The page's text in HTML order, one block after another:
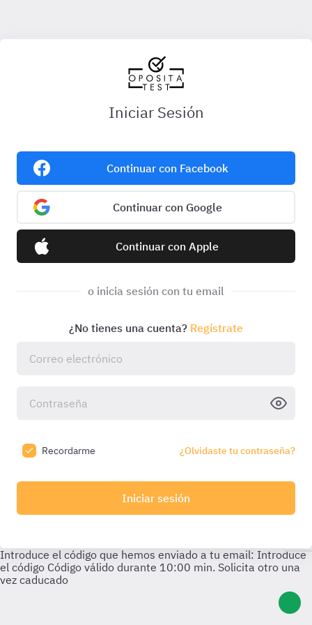
Iniciar Sesión
Continuar con Facebook
Continuar con Google
Continuar con Apple
o inicia sesión con tu email
¿No tienes una cuenta? Regístrate
Recordarme ¿Olvidaste tu contraseña?
Iniciar sesión
Introduce el código que hemos enviado a tu email: Introduce
el código Código válido durante 10:00 min. Solicita otro una
vez caducado